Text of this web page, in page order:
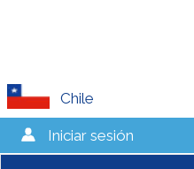
Chile
Iniciar sesión